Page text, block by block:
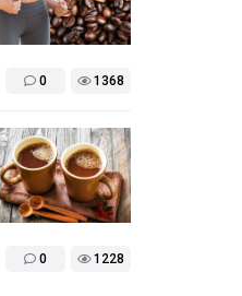
0 1368
0 1228